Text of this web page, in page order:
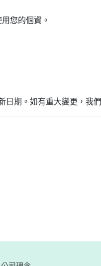
您的個資。
期。如有重大變更，我